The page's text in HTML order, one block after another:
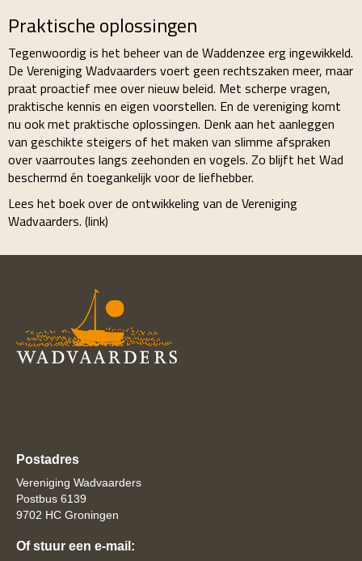
Praktische oplossingen
Tegenwoordig is het beheer van de Waddenzee erg ingewikkeld.
De Vereniging Wadvaarders voert geen rechtszaken meer, maar
praat proactief mee over nieuw beleid. Met scherpe vragen,
praktische kennis en eigen voorstellen. En de vereniging komt
nu ook met praktische oplossingen. Denk aan het aanleggen
van geschikte steigers of het maken van slimme afspraken
over vaarroutes langs zeehonden en vogels. Zo blijft het Wad
beschermd én toegankelijk voor de liefhebber.
Lees het boek over de ontwikkeling van de Vereniging
Wadvaarders. (link)
Postadres
Vereniging Wadvaarders
Postbus 6139
9702 HC Groningen
Of stuur een e-mail: